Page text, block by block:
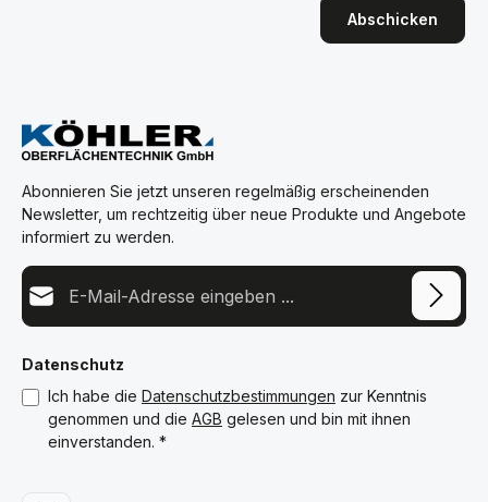
Abschicken
Abonnieren Sie jetzt unseren regelmäßig erscheinenden
Newsletter, um rechtzeitig über neue Produkte und Angebote
informiert zu werden.
E-Mail-Adresse*
Datenschutz
Ich habe die Datenschutzbestimmungen zur Kenntnis
genommen und die AGB gelesen und bin mit ihnen
einverstanden. *